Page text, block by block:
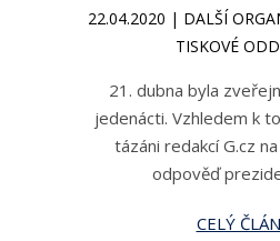
22.04.2020 | DALŠÍ
TISKOVÉ
21. dubna byla
jedenácti. Vzhledem k
tázáni redakcí G.cz
odpověď
CELÝ